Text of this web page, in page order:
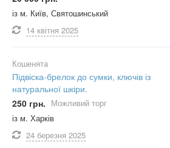
із м. Київ, Святошинський
14 квітня 2025
Кошенята
Підвіска-брелок до сумки, ключів із
натуральної шкіри.
250 грн. Можливий торг
із м. Харків
24 березня 2025